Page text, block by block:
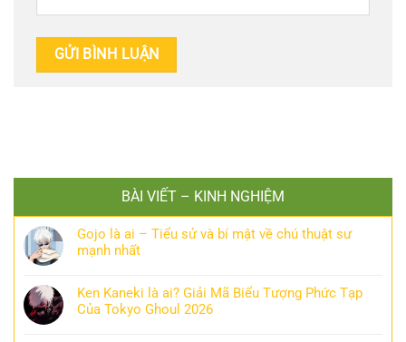
BÀI VIẾT – KINH NGHIỆM
Gojo là ai – Tiểu sử và bí mật về chú thuật sư
mạnh nhất
Ken Kaneki là ai? Giải Mã Biểu Tượng Phức Tạp
Của Tokyo Ghoul 2026